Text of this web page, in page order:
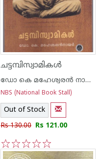
ചട്ടമ്പിസ്വാമികള്‍
ഡോ കെ മഹേശ്വരന്‍ നായര്‍
NBS (National Book Stall)
Out of Stock
Rs 130.00 Rs 121.00
5
4
3
2
1